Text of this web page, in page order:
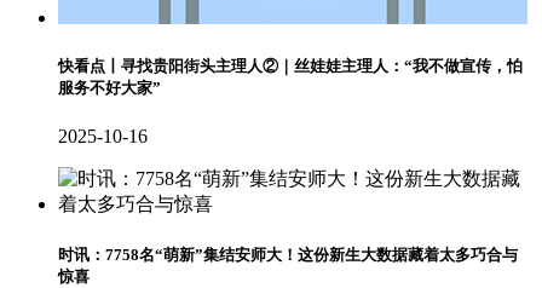
快看点丨寻找贵阳街头主理人②｜丝娃娃主理人：“我不做宣传，怕
服务不好大家”
2025-10-16
时讯：7758名“萌新”集结安师大！这份新生大数据藏着太多巧合与
惊喜